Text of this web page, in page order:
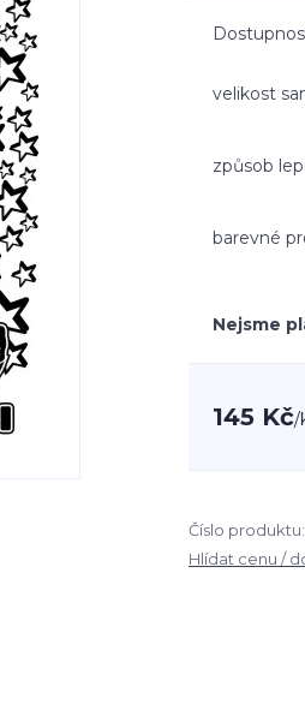
velikost
způsob
barevné
Nejsme
145 Kč/
Číslo produktu:
Hlídat cenu /